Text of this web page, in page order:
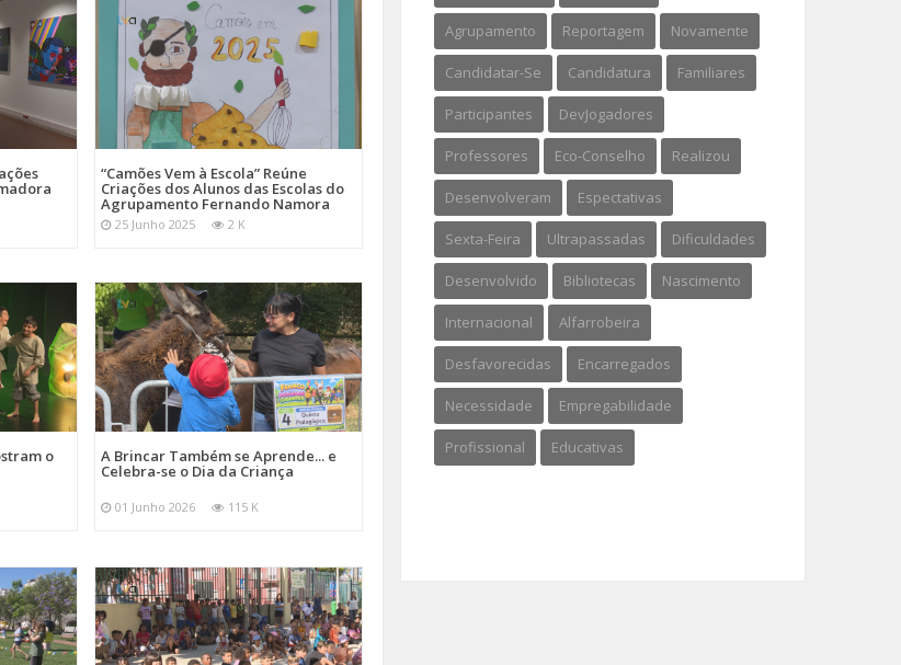
“Camões Vem à Escola” Reúne
Criações dos Alunos das Escolas do
Agrupamento Fernando Namora
25 Junho 2025 2 K
o A Brincar Também se Aprende... e
Celebra-se o Dia da Criança
01 Junho 2026 115 K
Agrupamento Reportagem Novamente
Candidatar-Se Candidatura Familiares
Participantes DevJogadores
Professores Eco-Conselho Realizou
Desenvolveram Espectativas
Sexta-Feira Ultrapassadas Dificuldades
Desenvolvido Bibliotecas Nascimento
Internacional Alfarrobeira
Desfavorecidas Encarregados
Necessidade Empregabilidade
Profissional Educativas